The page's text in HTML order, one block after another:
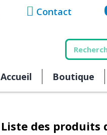
Contact
Accueil Boutique
Liste des produits